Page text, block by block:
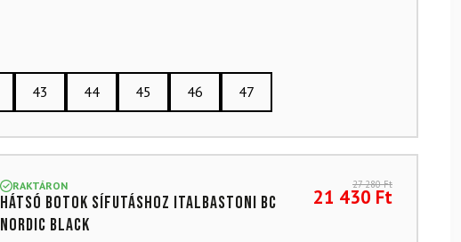
43 44 45 46 47
RAKTÁRON
Hátsó botok sífutáshoz ITALBASTONI BC
Nordic Black
27 280Ft
21 430 Ft